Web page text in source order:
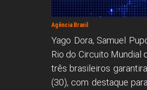
Agência Brasil
Yago Dora, Samuel
Rio do Circuito Mundial
três brasileiros
(30), com destaque